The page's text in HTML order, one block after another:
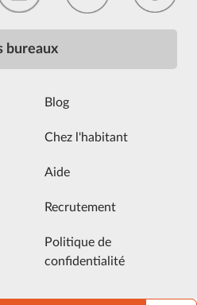
bureaux
Blog
Chez l'habitant
Aide
Recrutement
Politique de
confidentialité